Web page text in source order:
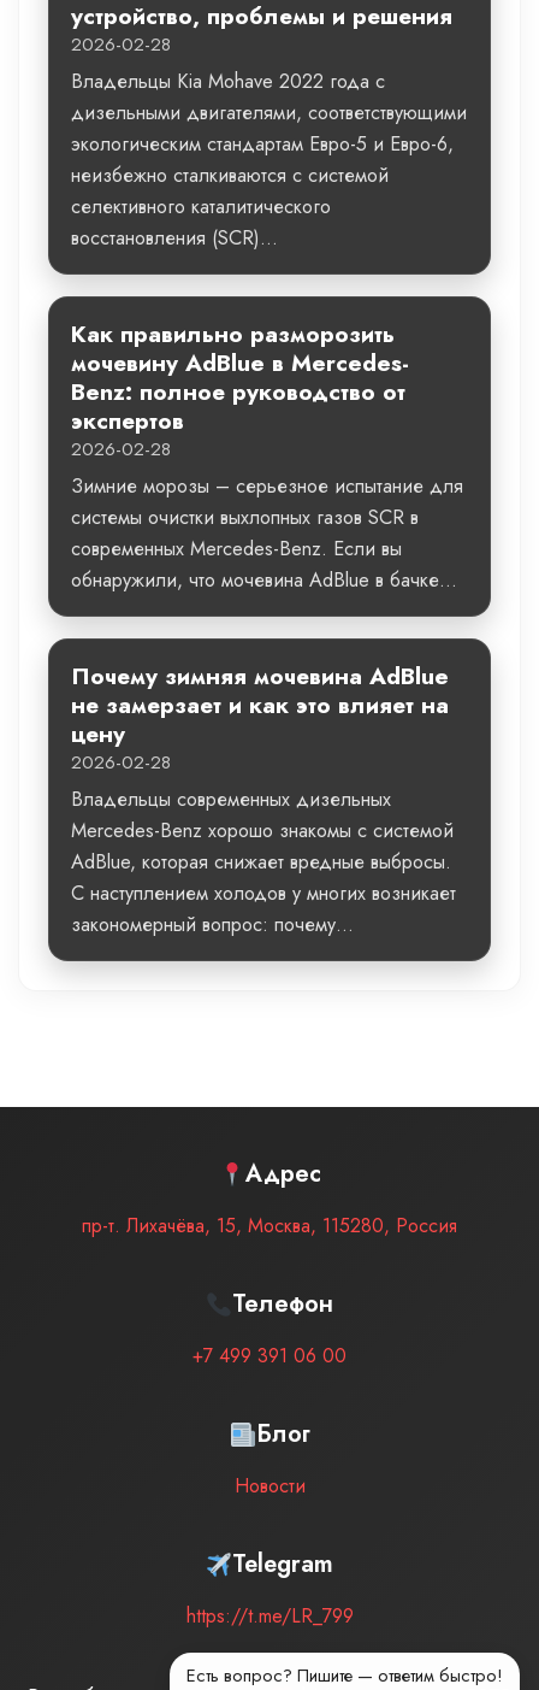
устройство, проблемы и решения
2026-02-28
Владельцы Kia Mohave 2022 года с
дизельными двигателями, соответствующими
экологическим стандартам Евро-5 и Евро-6,
неизбежно сталкиваются с системой
селективного каталитического
восстановления (SCR)...
Как правильно разморозить
мочевину AdBlue в Mercedes-
Benz: полное руководство от
экспертов
2026-02-28
Зимние морозы – серьезное испытание для
системы очистки выхлопных газов SCR в
современных Mercedes-Benz. Если вы
обнаружили, что мочевина AdBlue в бачке...
Почему зимняя мочевина AdBlue
не замерзает и как это влияет на
цену
2026-02-28
Владельцы современных дизельных
Mercedes-Benz хорошо знакомы с системой
AdBlue, которая снижает вредные выбросы.
С наступлением холодов у многих возникает
закономерный вопрос: почему...
Адрес
пр-т. Лихачёва, 15, Москва, 115280, Россия
Телефон
+7 499 391 06 00
Блог
Новости
Telegram
https://t.me/LR_799
Есть вопрос? Пишите — ответим быстро!